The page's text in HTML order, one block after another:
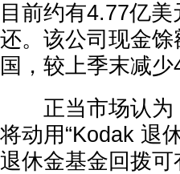
目前约有4.77亿
还。该公司现金
国，较上季末减少
正当市场认为
将动用“Kodak 退
退休金基金回拨